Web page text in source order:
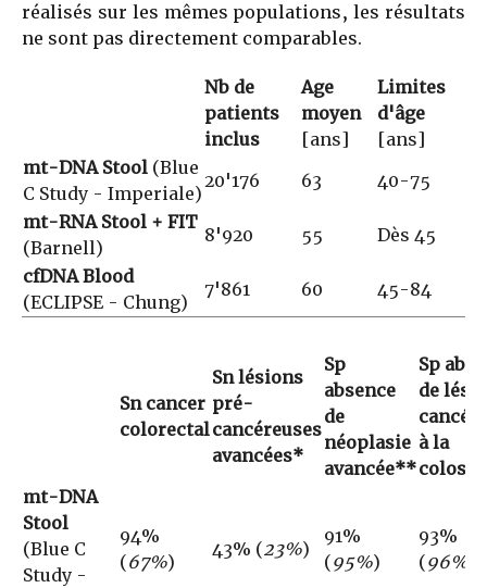
réalisés sur les mêmes populations, les résultats
ne sont pas directement comparables.
Nb de
patients
inclus
Age
moyen
[ans]
Limites
d'âge
[ans]
mt-DNA Stool (Blue
C Study - Imperiale)
20'176 63
40-75
mt-RNA Stool + FIT
(Barnell)
8'920 55
Dès 45
cfDNA Blood
(ECLIPSE - Chung)
7'861 60 45-84
Sn cancer
colorectal
Sn lésions
pré-
cancéreuses
avancées*
Sp
absence
de
néoplasie
avancée**
Sp
de
à la
mt-DNA
Stool
(Blue C
Study -
94%
(67%)
43% (23%)
91%
(95%)
93%
(96%